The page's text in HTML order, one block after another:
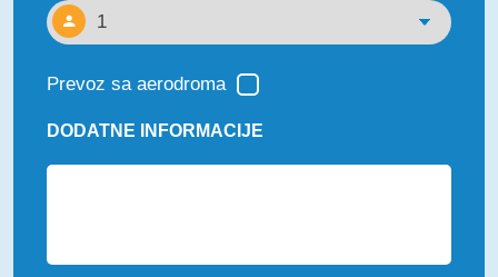
Prevoz sa aerodroma
DODATNE INFORMACIJE